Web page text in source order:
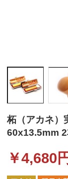
柘（アカネ）
60x13.5mm 2
￥4,680